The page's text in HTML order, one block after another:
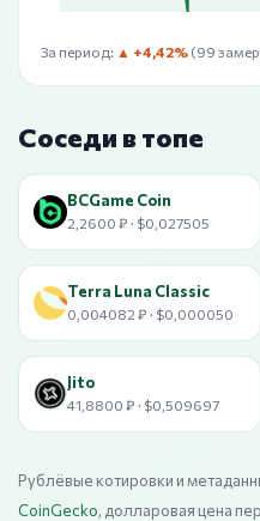
За период: ▲ +4,42% (99
Соседи в топе
BCGame Coin
2,2600 ₽ · $0,027505
Terra Luna Classic
0,004082 ₽ · $0,000050
Jito
41,8800 ₽ · $0,509697
Рублёвые котировки и
CoinGecko, долларовая цена